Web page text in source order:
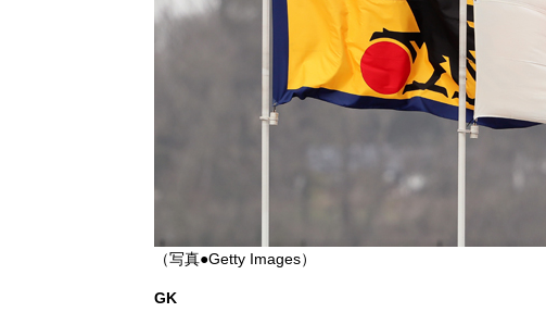
（写真●Getty Images）
GK